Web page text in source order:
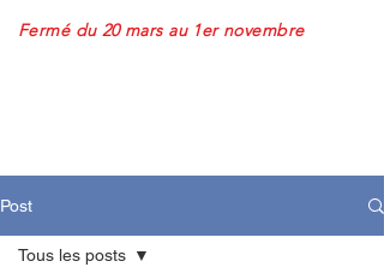
Fermé du 20 mars au 1er novembre
Post
Tous les posts